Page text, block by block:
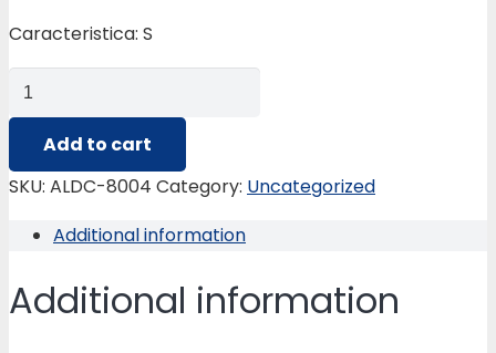
Caracteristica: S
ALDC-
8004
HORIZONTAL
SUPER.
INFERIOR
Add to cart
SKU: ALDC-8004 Category: Uncategorized
Additional information
Additional information